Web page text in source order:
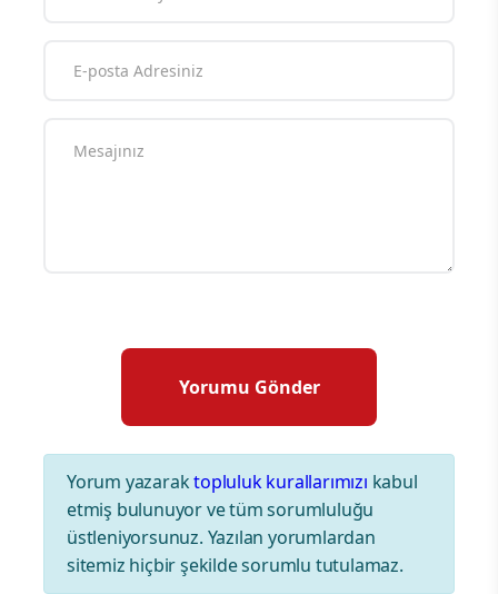
Yorum yazaraktopluluk kurallarımızı kabul
etmiş bulunuyor ve tüm sorumluluğu
üstleniyorsunuz. Yazılan yorumlardan
sitemiz hiçbir şekilde sorumlu tutulamaz.